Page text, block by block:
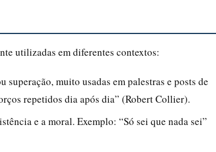
utilizadas em diferentes contextos:
superação, muito usadas em palestras e posts de
repetidos dia após dia” (Robert Collier).
e a moral. Exemplo: “Só sei que nada sei”